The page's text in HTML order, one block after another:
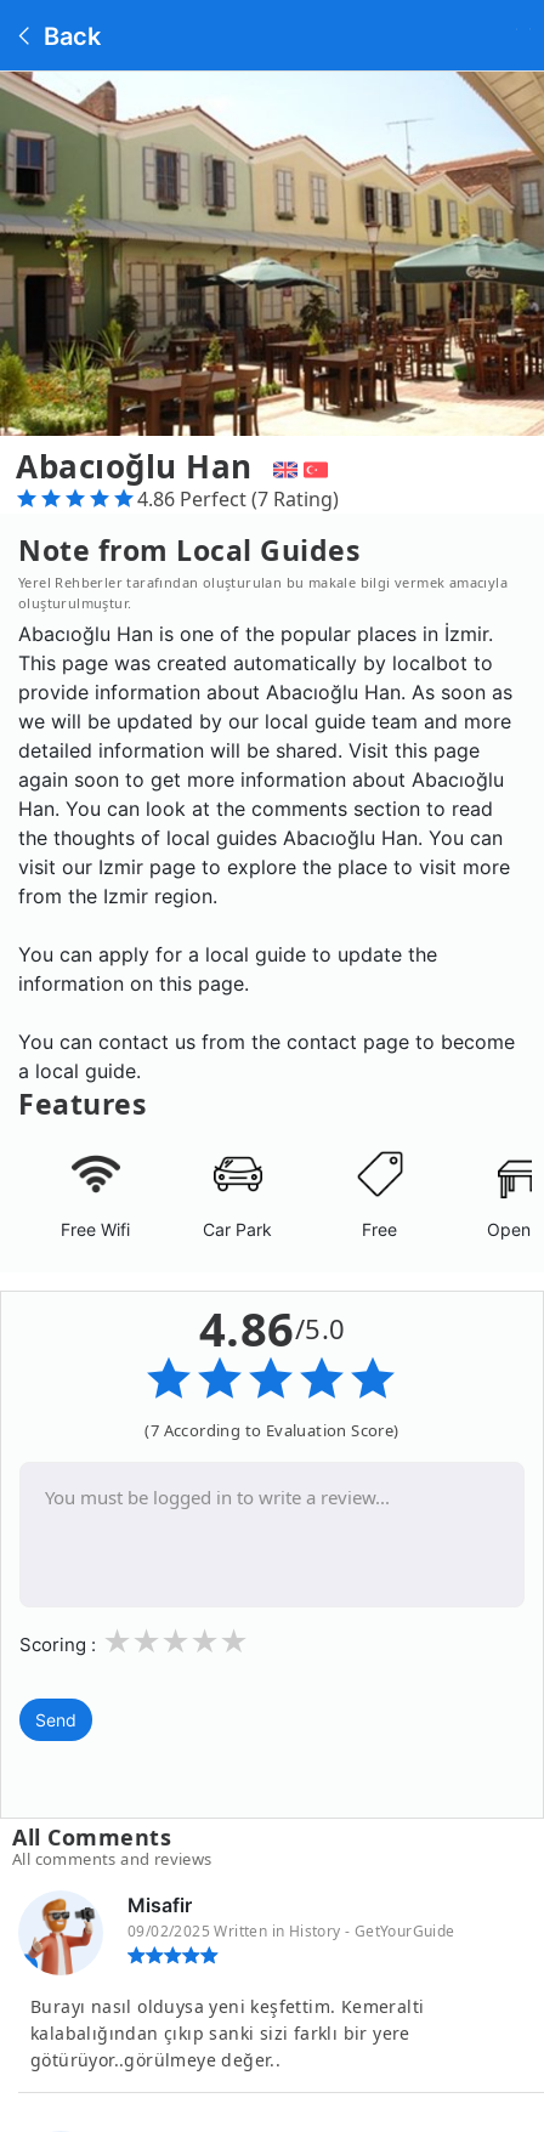
Back
Abacıoğlu Han
4.86 Perfect (7 Rating)
Note from Local Guides
Yerel Rehberler tarafından oluşturulan bu makale bilgi vermek amacıyla
oluşturulmuştur.
Abacıoğlu Han is one of the popular places in İzmir.
This page was created automatically by localbot to
provide information about Abacıoğlu Han. As soon as
we will be updated by our local guide team and more
detailed information will be shared. Visit this page
again soon to get more information about Abacıoğlu
Han. You can look at the comments section to read
the thoughts of local guides Abacıoğlu Han. You can
visit our Izmir page to explore the place to visit more
from the Izmir region.
You can apply for a local guide to update the
information on this page.
You can contact us from the contact page to become
a local guide.
Features
Free Wifi Car Park Free Open
4.86/5.0
(7 According to Evaluation Score)
Scoring : 3
2
1
Send
All Comments
All comments and reviews
Misafir
09/02/2025 Written in History - GetYourGuide
Burayı nasıl olduysa yeni keşfettim. Kemeralti
kalabalığından çıkıp sanki sizi farklı bir yere
götürüyor..görülmeye değer..